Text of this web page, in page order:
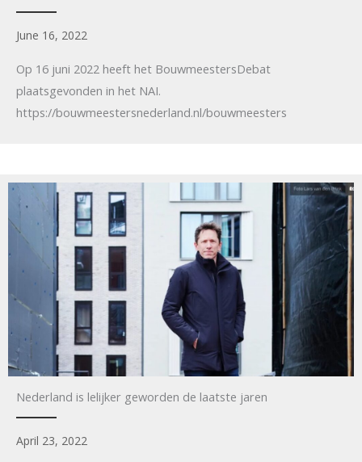
June 16, 2022
Op 16 juni 2022 heeft het BouwmeestersDebat
plaatsgevonden in het NAI.
https://bouwmeestersnederland.nl/bouwmeesters
Nederland is lelijker geworden de laatste jaren
April 23, 2022